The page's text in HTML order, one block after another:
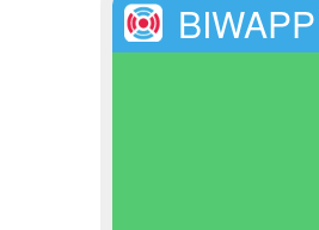
BIWAPP